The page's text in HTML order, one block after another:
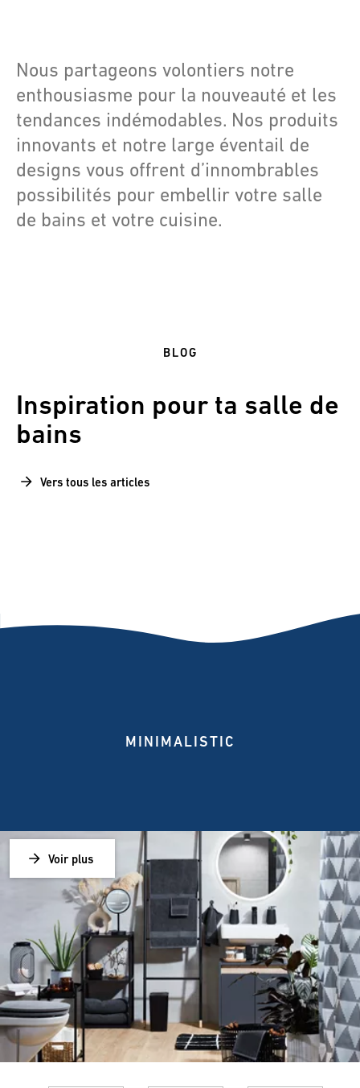
Nous partageons volontiers notre
enthousiasme pour la nouveauté et les
tendances indémodables. Nos produits
innovants et notre large éventail de
designs vous offrent d’innombrables
possibilités pour embellir votre salle
de bains et votre cuisine.
BLOG
Inspiration pour ta salle de
bains
Vers tous les articles
MINIMALISTIC
Voir plus